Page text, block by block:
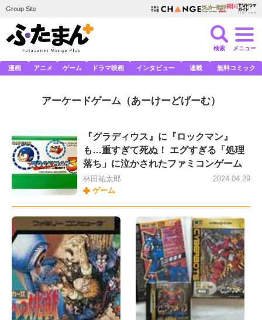
Group Site
検索 メニュー
漫画 アニメ ゲーム ドラマ映画 インタビュー 連載 無料コミック
アーケードゲーム （あーけーどげーむ）
『グラディウス』に『ロックマン』
も…重すぎて死ぬ！ エグすぎる「処理
落ち」に泣かされたファミコンゲーム
林田祐太郎
ゲーム
2024.04.29